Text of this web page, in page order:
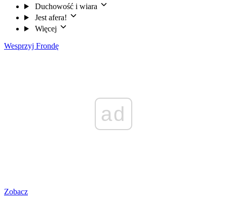
Duchowość i wiara
Jest afera!
Więcej
Wesprzyj Frondę
ad
Zobacz